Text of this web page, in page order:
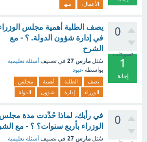
الأعمال،
منها
0
تصويتات
1
إجابة
يصف الطلبة أهمية مجلس
في إدارة شؤون الدولة. ؟ - مع
الشرح
سُئل مارس 27 في تصنيف أسئلة تعليمية
بواسطة عبود
يصف الطلبة أهمية
مجلس
الوزراء
إدارة شؤون الدولة
0
في رأيك، لماذا حُدِّدت مدة مجلس
الوزراء بأربع سنوات؟ ؟ - مع
سُئل مارس 27 في تصنيف أسئلة تعليمية